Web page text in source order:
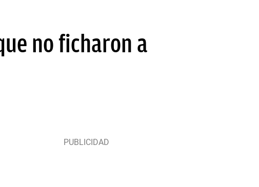
no ficharon a